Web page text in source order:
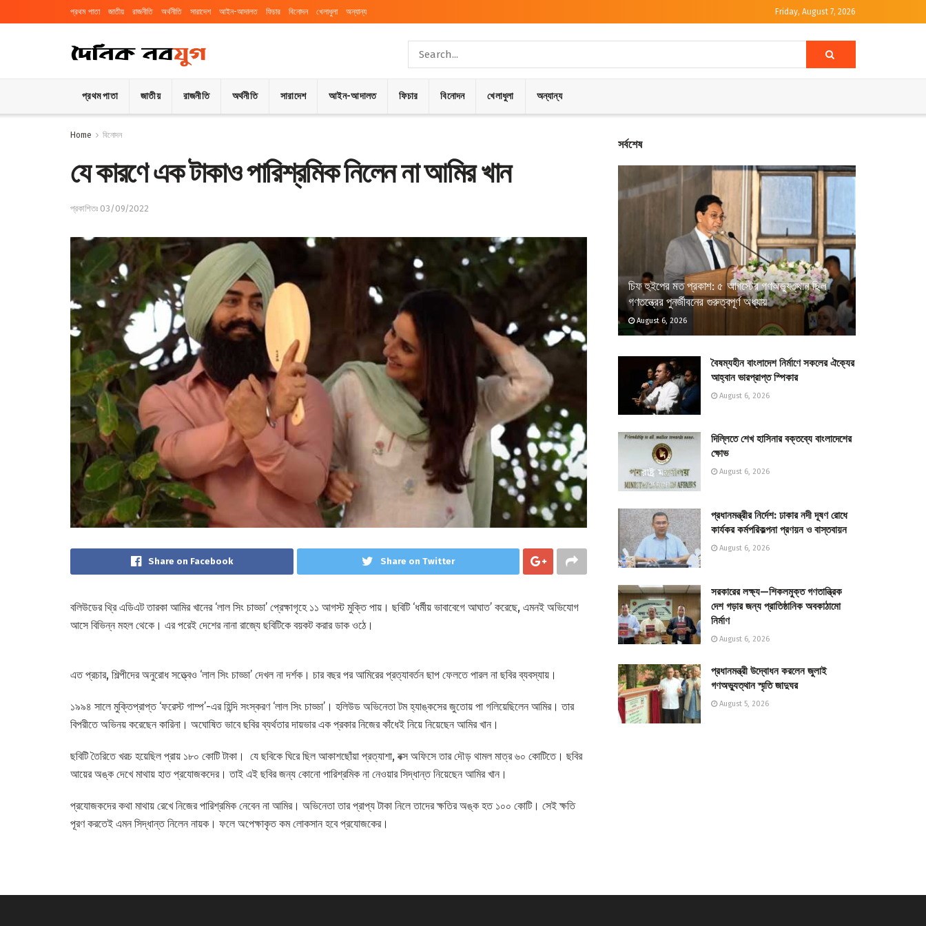
প্রথম পাতা জাতীয় রাজনীতি অর্থনীতি সারাদেশ আইন-আদালত ফিচার বিনোদন খেলাধুলা অন্যান্য Friday, August 7, 2026
প্রথম পাতা জাতীয় রাজনীতি অর্থনীতি সারাদেশ আইন-আদালত ফিচার বিনোদন খেলাধুলা অন্যান্য
Home বিনোদন
যে কারণে এক টাকাও পারিশ্রমিক নিলেন না আমির খান
প্রকাশিতঃ 03/09/2022
Share on Facebook Share on Twitter
বলিউডের থ্রি এডিএট তারকা আমির খানের ‌‘লাল সিং চাড্ডা’ প্রেক্ষাগৃহে ১১ আগস্ট মুক্তি পায়। ছবিটি ‘ধর্মীয় ভাবাবেগে আঘাত’ করেছে, এমনই অভিযোগ
আসে বিভিন্ন মহল থেকে। এর পরেই দেশের নানা রাজ্যে ছবিটিকে বয়কট করার ডাক ওঠে।
এত প্রচার, শিল্পীদের অনুরোধ সত্ত্বেও ‘লাল সিং চাড্ডা’ দেখল না দর্শক। চার বছর পর আমিরের প্রত্যাবর্তন ছাপ ফেলতে পারল না ছবির ব্যবস্যায়।
১৯৯৪ সালে মুক্তিপ্রাপ্ত ‘ফরেস্ট গাম্প’-এর হিন্দি সংস্করণ ‘লাল সিং চাড্ডা’। হলিউড অভিনেতা টম হ্যাঙ্কসের জুতোয় পা গলিয়েছিলেন আমির। তার
বিপরীতে অভিনয় করেছেন কারিনা। অঘোষিত ভাবে ছবির ব্যর্থতার দায়ভার এক প্রকার নিজের কাঁধেই নিয়ে নিয়েছেন আমির খান।
ছবিটি তৈরিতে খরচ হয়েছিল প্রায় ১৮০ কোটি টাকা। যে ছবিকে ঘিরে ছিল আকাশছোঁয়া প্রত্যাশা, বক্স অফিসে তার দৌড় থামল মাত্র ৬০ কোটিতে। ছবির
আয়ের অঙ্ক দেখে মাথায় হাত প্রযোজকদের। তাই এই ছবির জন্য কোনো পারিশ্রমিক না নেওয়ার সিদ্ধান্ত নিয়েছেন আমির খান।
প্রযোজকদের কথা মাথায় রেখে নিজের পারিশ্রমিক নেবেন না আমির। অভিনেতা তার প্রাপ্য টাকা নিলে তাদের ক্ষতির অঙ্ক হত ১০০ কোটি। সেই ক্ষতি
পূরণ করতেই এমন সিদ্ধান্ত নিলেন নায়ক। ফলে অপেক্ষাকৃত কম লোকসান হবে প্রযোজকের।
সর্বশেষ
চিফ হুইপের মত প্রকাশ: ৫ আগস্টের গণঅভ্যুত্থান ছিল
গণতন্ত্রের পুনর্জীবনের গুরুত্বপূর্ণ অধ্যায়
August 6, 2026
বৈষম্যহীন বাংলাদেশ নির্মাণে সকলের ঐক্যের
আহ্বান ভারপ্রাপ্ত স্পিকার
August 6, 2026
দিল্লিতে শেখ হাসিনার বক্তব্যে বাংলাদেশের
ক্ষোভ
August 6, 2026
প্রধানমন্ত্রীর নির্দেশ: ঢাকার নদী দূষণ রোধে
কার্যকর কর্মপরিকল্পনা প্রণয়ন ও বাস্তবায়ন
August 6, 2026
সরকারের লক্ষ্য—শিকলমুক্ত গণতান্ত্রিক
দেশ গড়ার জন্য প্রাতিষ্ঠানিক অবকাঠামো
নির্মাণ
August 6, 2026
প্রধানমন্ত্রী উদ্বোধন করলেন জুলাই
গণঅভ্যুত্থান স্মৃতি জাদুঘর
August 5, 2026